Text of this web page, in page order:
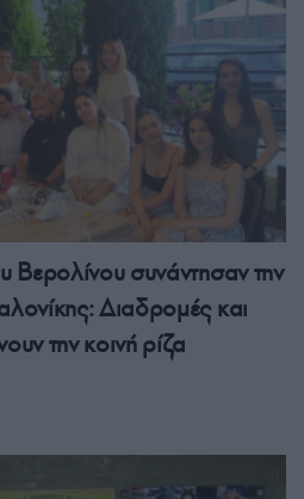
Βερολίνου συνάντησαν την
Διαδρομές και
την κοινή ρίζα